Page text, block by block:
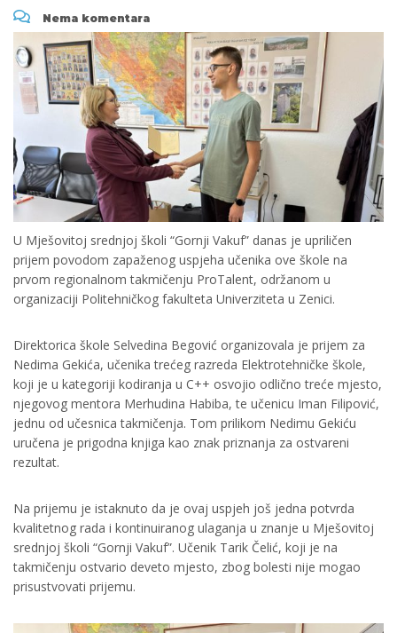
Nema komentara
U Mješovitoj srednjoj školi “Gornji Vakuf” danas je upriličen
prijem povodom zapaženog uspjeha učenika ove škole na
prvom regionalnom takmičenju ProTalent, održanom u
organizaciji Politehničkog fakulteta Univerziteta u Zenici.
Direktorica škole Selvedina Begović organizovala je prijem za
Nedima Gekića, učenika trećeg razreda Elektrotehničke škole,
koji je u kategoriji kodiranja u C++ osvojio odlično treće mjesto,
njegovog mentora Merhudina Habiba, te učenicu Iman Filipović,
jednu od učesnica takmičenja. Tom prilikom Nedimu Gekiću
uručena je prigodna knjiga kao znak priznanja za ostvareni
rezultat.
Na prijemu je istaknuto da je ovaj uspjeh još jedna potvrda
kvalitetnog rada i kontinuiranog ulaganja u znanje u Mješovitoj
srednjoj školi “Gornji Vakuf”. Učenik Tarik Čelić, koji je na
takmičenju ostvario deveto mjesto, zbog bolesti nije mogao
prisustvovati prijemu.